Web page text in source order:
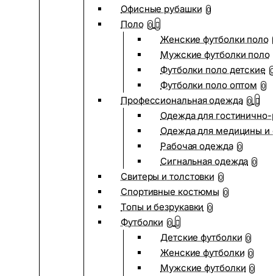
Офисные рубашки 0
Поло 0
Женские футболки поло
Мужские футболки поло
Футболки поло детские
Футболки поло оптом 0
Профессиональная одежда 0
Одежда для
Одежда для медицины и
Рабочая одежда 0
Сигнальная одежда 0
Свитеры и толстовки 0
Спортивные костюмы 0
Топы и безрукавки 0
Футболки 0
Детские футболки 0
Женские футболки 0
Мужские футболки 0